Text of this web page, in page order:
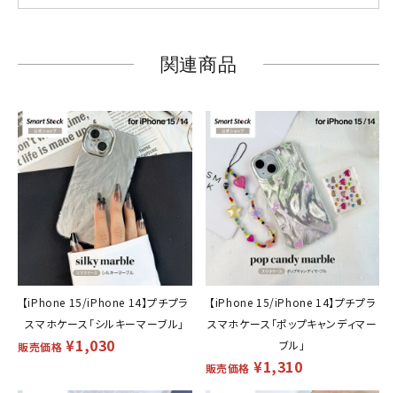
関連商品
【iPhone 15/iPhone 14】プチプラ
スマホケース「シルキーマーブル」
販売価格 ¥1,030
【iPhone 15/iPhone 14】プチプラ
スマホケース「ポップキャンディマー
ブル」
販売価格 ¥1,310